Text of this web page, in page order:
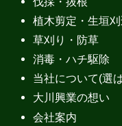
植木剪定・生垣
草刈り・防草
消毒・ハチ駆除
当社について(選
大川興業の想い
会社案内